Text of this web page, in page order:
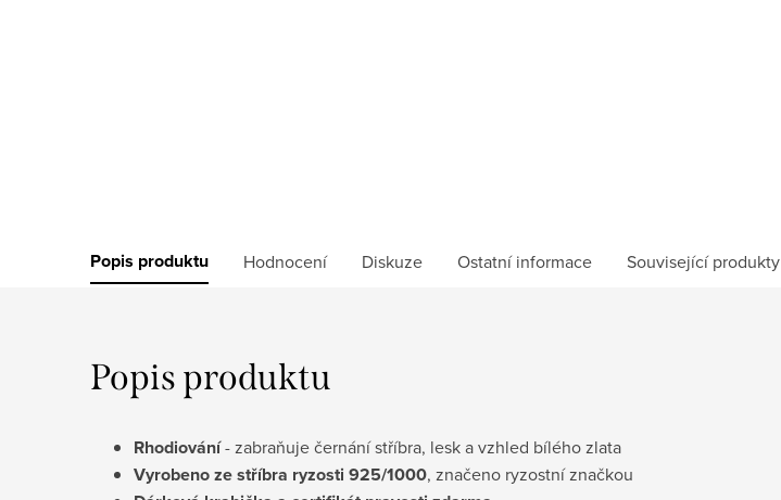
Popis produktu Hodnocení Diskuze Ostatní informace Související produkty
Popis produktu
Rhodiování- zabraňuje černání stříbra, lesk a vzhled bílého zlata
Vyrobeno ze stříbra ryzosti 925/1000, značeno ryzostní značkou